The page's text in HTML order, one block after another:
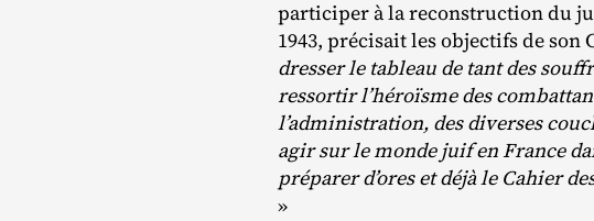
participer à la reconstruction du
1943, précisait les objectifs de son
dresser le tableau de tant des
ressortir l’héroïsme des
l’administration, des diverses
agir sur le monde juif en France
préparer d’ores et déjà le Cahier
»